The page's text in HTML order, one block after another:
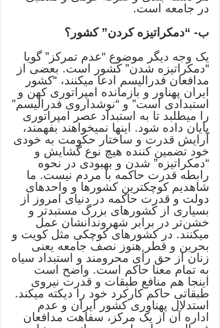
در جامعه است.
ب- “دمکراتیزه کردن” کشور؟
یک وجه دیگر موضوع “عدم تمرکز” گویا
“دمکراتیزه شدن” کشور است. بعضى از
مدافعان فدرالیسم ادعا میکنند، “کشور
ایران پهناور و بازمانده امپراتوری کهن و
استبدادی است” و “نوشداروی فدرالیسم”
را میطلبد تا به استبداد عصر امپراتوری
پایان داده شود. اینها نمیخواهند بفهمند،
آرایش قدرت و ساختار حکومت به خودی
خود تضمین کننده هیچ نوع گشایش و
“دمکراتیزه” شدن و بهبودی در نحوه
رابطه قدرت حاکمه با مردم نیست. ما
شاهدیم کوچکترین کشورها و واحدهای
دولت و قدرت حاکمه در دنیای امروز از
بسیاری از کشورهای بزرگ مستبدتر و
خشن‌تر در برابر شهروندانشان عمل
میکنند. در کشورهای کوچکى مثل کویت و
بحرین و قطر هنوز نصف جامعه یعنى
زنان از حق رأی محرومند و استبداد سیاه
به تمام معنا حاکم است. واضح است
اینجا هم منافع طبقات و قدرت نیروی
طبقاتى حاکم کارکرد خود را دیکته میکند.
استدلال پهناوری کشور ایران و عدم
اداره آن از یک مرکز، سفاهت مدافعان